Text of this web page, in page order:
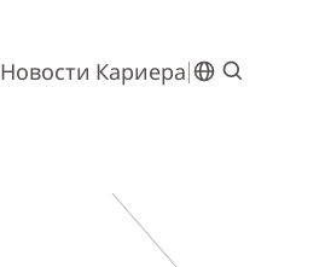
Новости Кариера